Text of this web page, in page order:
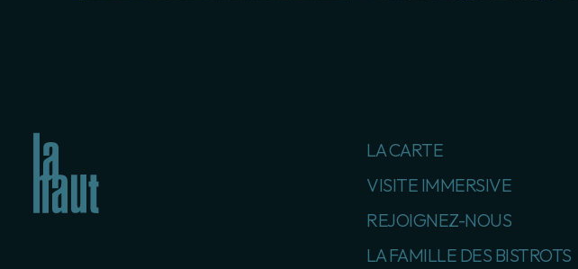
LA CARTE
VISITE IMMERSIVE
REJOIGNEZ-NOUS
LA FAMILLE DES BISTROTS